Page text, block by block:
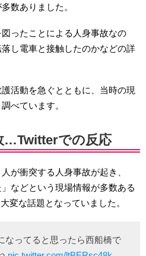
数ありました。
ったことによる人身事故なの
し電車と接触したのかなどの詳
活動を急ぐとともに、当時の現
べています。
…Twitterでの反応
が衝突する人身事故が起き、
などという現場情報が多数ある
変な話題となっていました。
なってると思ったら西船橋で